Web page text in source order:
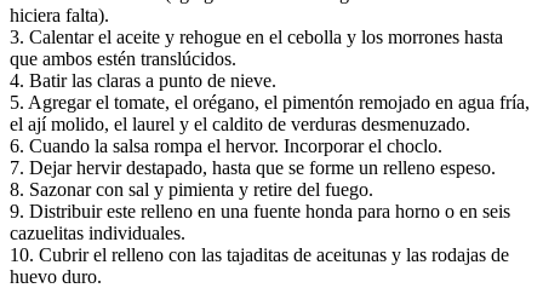
hiciera falta).
3. Calentar el aceite y rehogue en el cebolla y los morrones hasta
que ambos estén translúcidos.
4. Batir las claras a punto de nieve.
5. Agregar el tomate, el orégano, el pimentón remojado en agua fría,
el ají molido, el laurel y el caldito de verduras desmenuzado.
6. Cuando la salsa rompa el hervor. Incorporar el choclo.
7. Dejar hervir destapado, hasta que se forme un relleno espeso.
8. Sazonar con sal y pimienta y retire del fuego.
9. Distribuir este relleno en una fuente honda para horno o en seis
cazuelitas individuales.
10. Cubrir el relleno con las tajaditas de aceitunas y las rodajas de
huevo duro.